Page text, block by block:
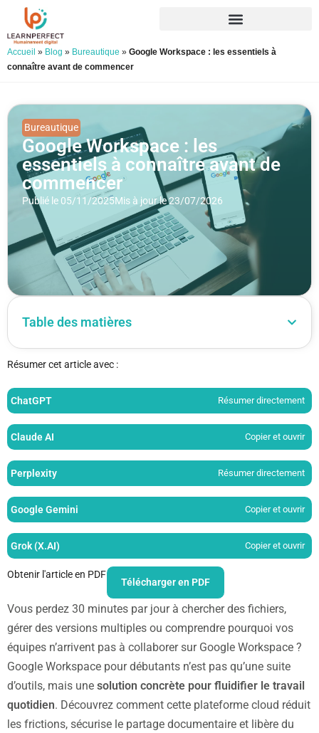
Accueil » Blog » Bureautique » Google Workspace : les essentiels à
connaître avant de commencer
Bureautique
Google Workspace : les
essentiels à connaître avant de
commencer
Publié le 05/11/2025Mis à jour le 23/07/2026
Table des matières
Résumer cet article avec :
ChatGPT Résumer directement
Claude AI Copier et ouvrir
Perplexity Résumer directement
Google Gemini Copier et ouvrir
Grok (X.AI) Copier et ouvrir
Obtenir l'article en PDF
Télécharger en PDF
Vous perdez 30 minutes par jour à chercher des fichiers,
gérer des versions multiples ou comprendre pourquoi vos
équipes n’arrivent pas à collaborer sur Google Workspace ?
Google Workspace pour débutants n’est pas qu’une suite
d’outils, mais une solution concrète pour fluidifier le travail
quotidien. Découvrez comment cette plateforme cloud réduit
les frictions, sécurise le partage documentaire et libère du